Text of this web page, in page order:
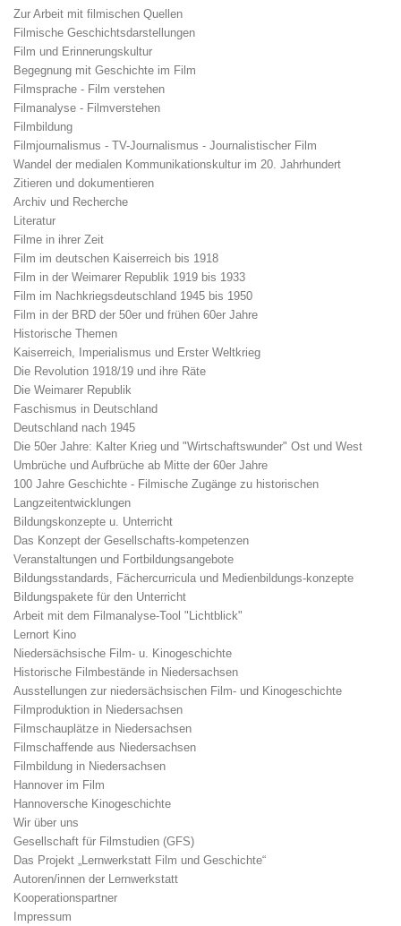
Zur Arbeit mit filmischen Quellen
Filmische Geschichtsdarstellungen
Film und Erinnerungskultur
Begegnung mit Geschichte im Film
Filmsprache - Film verstehen
Filmanalyse - Filmverstehen
Filmbildung
Filmjournalismus - TV-Journalismus - Journalistischer Film
Wandel der medialen Kommunikationskultur im 20. Jahrhundert
Zitieren und dokumentieren
Archiv und Recherche
Literatur
Filme in ihrer Zeit
Film im deutschen Kaiserreich bis 1918
Film in der Weimarer Republik 1919 bis 1933
Film im Nachkriegsdeutschland 1945 bis 1950
Film in der BRD der 50er und frühen 60er Jahre
Historische Themen
Kaiserreich, Imperialismus und Erster Weltkrieg
Die Revolution 1918/19 und ihre Räte
Die Weimarer Republik
Faschismus in Deutschland
Deutschland nach 1945
Die 50er Jahre: Kalter Krieg und "Wirtschaftswunder" Ost und West
Umbrüche und Aufbrüche ab Mitte der 60er Jahre
100 Jahre Geschichte - Filmische Zugänge zu historischen
Langzeitentwicklungen
Bildungskonzepte u. Unterricht
Das Konzept der Gesellschafts-kompetenzen
Veranstaltungen und Fortbildungsangebote
Bildungsstandards, Fächercurricula und Medienbildungs-konzepte
Bildungspakete für den Unterricht
Arbeit mit dem Filmanalyse-Tool "Lichtblick"
Lernort Kino
Niedersächsische Film- u. Kinogeschichte
Historische Filmbestände in Niedersachsen
Ausstellungen zur niedersächsischen Film- und Kinogeschichte
Filmproduktion in Niedersachsen
Filmschauplätze in Niedersachsen
Filmschaffende aus Niedersachsen
Filmbildung in Niedersachsen
Hannover im Film
Hannoversche Kinogeschichte
Wir über uns
Gesellschaft für Filmstudien (GFS)
Das Projekt „Lernwerkstatt Film und Geschichte“
Autoren/innen der Lernwerkstatt
Kooperationspartner
Impressum